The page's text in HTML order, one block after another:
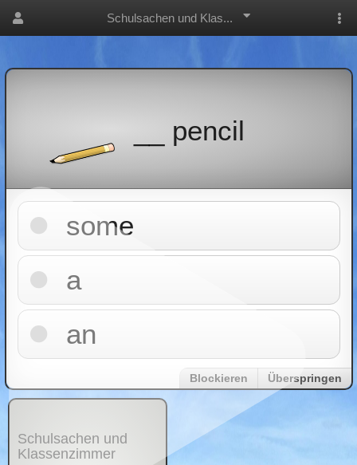
Schulsachen und Klas...
__ pencil
some
a
an
Blockieren Überspringen
Schulsachen und
Klassenzimmer